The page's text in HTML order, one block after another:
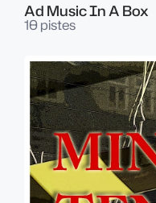
Ad Music In A Box
10 pistes